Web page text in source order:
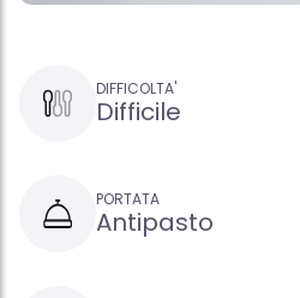
DIFFICOLTA'
Difficile
PORTATA
Antipasto